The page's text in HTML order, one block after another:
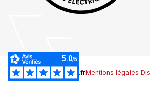
© Copyright Distock.frMentions légales